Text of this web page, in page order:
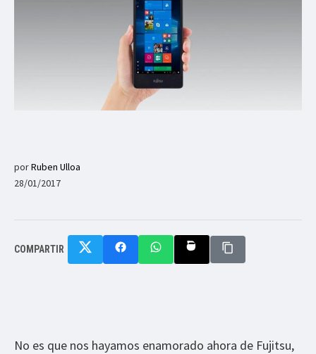
porRuben Ulloa
28/01/2017
COMPARTIR
No es que nos hayamos enamorado ahora de Fujitsu,